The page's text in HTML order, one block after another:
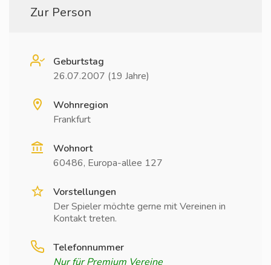
Zur Person
Geburtstag
26.07.2007 (19 Jahre)
Wohnregion
Frankfurt
Wohnort
60486, Europa-allee 127
Vorstellungen
Der Spieler möchte gerne mit Vereinen in
Kontakt treten.
Telefonnummer
Nur für Premium Vereine